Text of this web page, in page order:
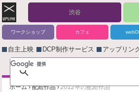
渋谷
ワークショップ カフェ
自主上映 DCP制作サービス アップリン
ホーム›配給作品›2012年の配給作品